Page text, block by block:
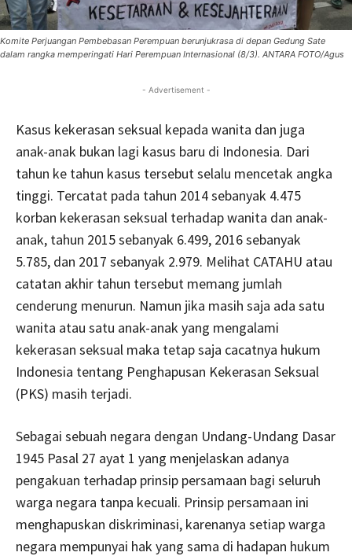
Komite Perjuangan Pembebasan Perempuan berunjukrasa di depan Gedung Sate
dalam rangka memperingati Hari Perempuan Internasional (8/3). ANTARA FOTO/Agus
- Advertisement -
Kasus kekerasan seksual kepada wanita dan juga
anak-anak bukan lagi kasus baru di Indonesia. Dari
tahun ke tahun kasus tersebut selalu mencetak angka
tinggi. Tercatat pada tahun 2014 sebanyak 4.475
korban kekerasan seksual terhadap wanita dan anak-
anak, tahun 2015 sebanyak 6.499, 2016 sebanyak
5.785, dan 2017 sebanyak 2.979. Melihat CATAHU atau
catatan akhir tahun tersebut memang jumlah
cenderung menurun. Namun jika masih saja ada satu
wanita atau satu anak-anak yang mengalami
kekerasan seksual maka tetap saja cacatnya hukum
Indonesia tentang Penghapusan Kekerasan Seksual
(PKS) masih terjadi.
Sebagai sebuah negara dengan Undang-Undang Dasar
1945 Pasal 27 ayat 1 yang menjelaskan adanya
pengakuan terhadap prinsip persamaan bagi seluruh
warga negara tanpa kecuali. Prinsip persamaan ini
menghapuskan diskriminasi, karenanya setiap warga
negara mempunyai hak yang sama di hadapan hukum